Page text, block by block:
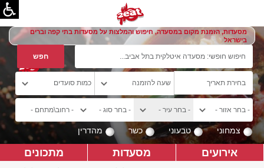
מסעדות, הזמנת מקום במסעדה, חיפוש והמלצות על מסעדות בתי קפה וברים
בישראל
צמחוני טבעוני כשר מהדרין
אירועים מסעדות מתכונים